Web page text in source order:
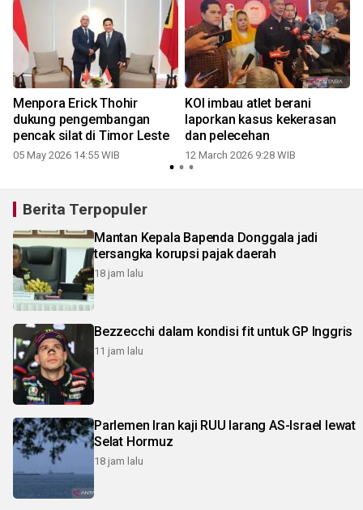
Menpora Erick Thohir
dukung pengembangan
pencak silat di Timor Leste
05 May 2026 14:55 WIB
KOI imbau atlet berani
laporkan kasus kekerasan
dan pelecehan
12 March 2026 9:28 WIB
Berita Terpopuler
Mantan Kepala Bapenda Donggala jadi
tersangka korupsi pajak daerah
18 jam lalu
Bezzecchi dalam kondisi fit untuk GP Inggris
11 jam lalu
Parlemen Iran kaji RUU larang AS-Israel lewat
Selat Hormuz
18 jam lalu